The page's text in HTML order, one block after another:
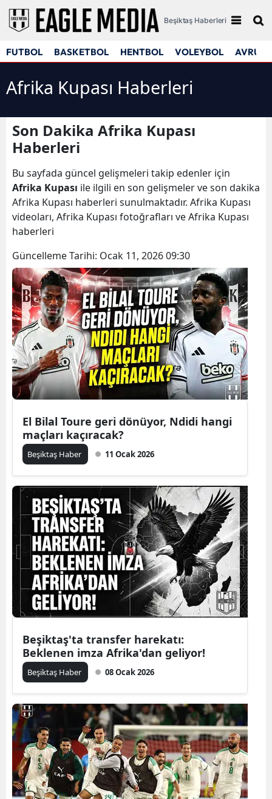
Beşiktaş Haberleri
FUTBOL BASKETBOL HENTBOL VOLEYBOL
Afrika Kupası Haberleri
Son Dakika Afrika Kupası
Haberleri
Bu sayfada güncel gelişmeleri takip edenler için
Afrika Kupası ile ilgili en son gelişmeler ve son dakika
Afrika Kupası haberleri sunulmaktadır. Afrika Kupası
videoları, Afrika Kupası fotoğrafları ve Afrika Kupası
haberleri
Güncelleme Tarihi: Ocak 11, 2026 09:30
El Bilal Toure geri dönüyor, Ndidi hangi
maçları kaçıracak?
Beşiktaş Haber 11 Ocak 2026
Beşiktaş'ta transfer harekatı:
Beklenen imza Afrika'dan geliyor!
Beşiktaş Haber 08 Ocak 2026